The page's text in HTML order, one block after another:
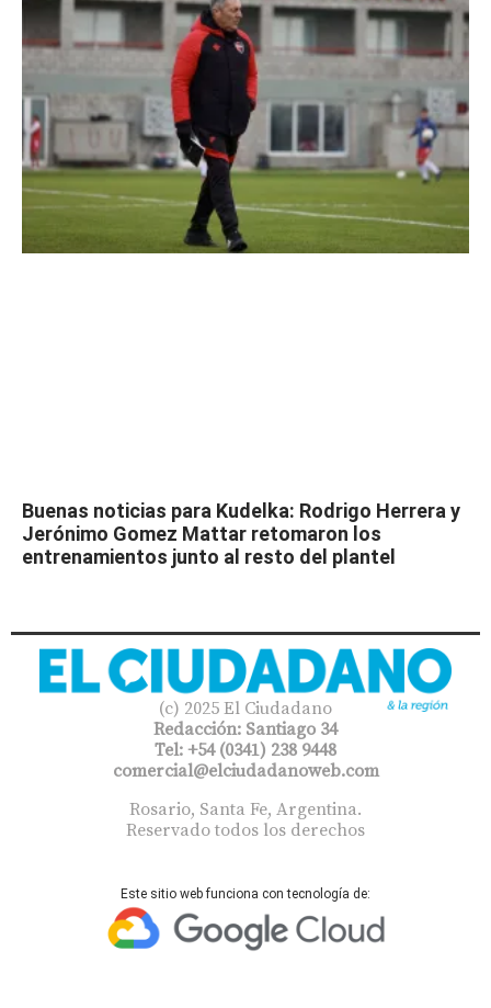
Buenas noticias para Kudelka: Rodrigo Herrera y
Jerónimo Gomez Mattar retomaron los
entrenamientos junto al resto del plantel
(c) 2025 El Ciudadano
Redacción: Santiago 34
Tel: +54 (0341) 238 9448
comercial@elciudadanoweb.com​
Rosario, Santa Fe, Argentina.
Reservado todos los derechos
Este sitio web funciona con tecnología de: